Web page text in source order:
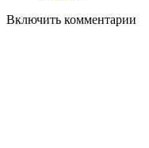
Включить комментарии